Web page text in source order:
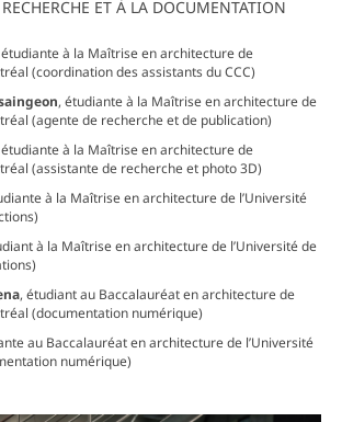
ET À LA DOCUMENTATION
à la Maîtrise en architecture de
(coordination des assistants du CCC)
, étudiante à la Maîtrise en architecture de
(agente de recherche et de publication)
à la Maîtrise en architecture de
(assistante de recherche et photo 3D)
à la Maîtrise en architecture de l’Université
à la Maîtrise en architecture de l’Université de
, étudiant au Baccalauréat en architecture de
(documentation numérique)
au Baccalauréat en architecture de l’Université
numérique)